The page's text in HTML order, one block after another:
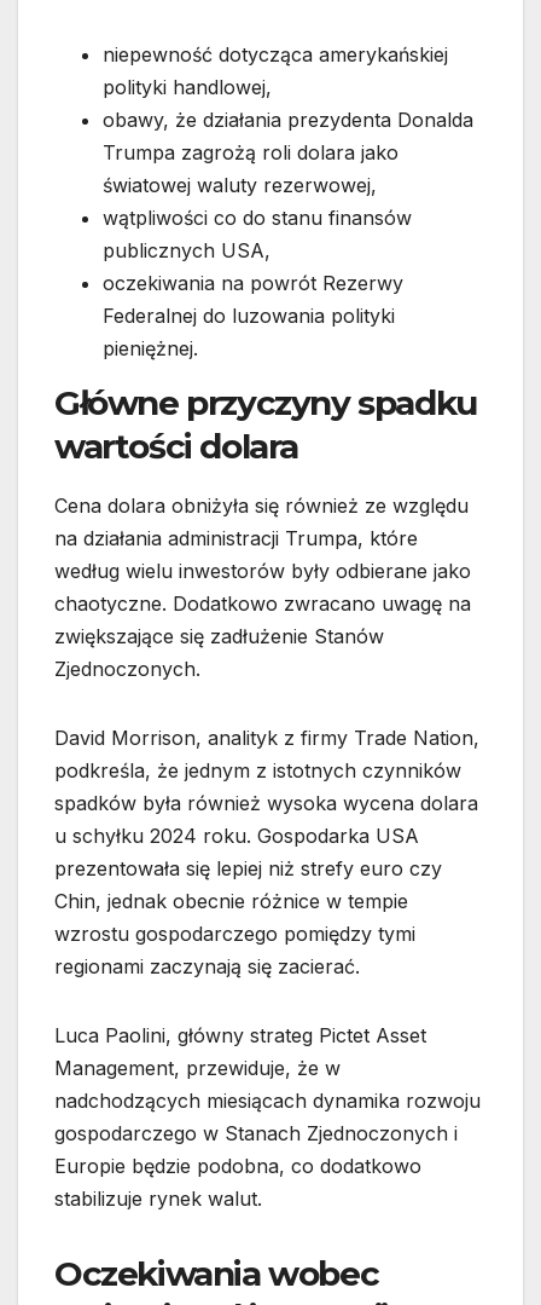
niepewność dotycząca amerykańskiej
polityki handlowej,
obawy, że działania prezydenta Donalda
Trumpa zagrożą roli dolara jako
światowej waluty rezerwowej,
wątpliwości co do stanu finansów
publicznych USA,
oczekiwania na powrót Rezerwy
Federalnej do luzowania polityki
pieniężnej.
Główne przyczyny spadku
wartości dolara
Cena dolara obniżyła się również ze względu
na działania administracji Trumpa, które
według wielu inwestorów były odbierane jako
chaotyczne. Dodatkowo zwracano uwagę na
zwiększające się zadłużenie Stanów
Zjednoczonych.
David Morrison, analityk z firmy Trade Nation,
podkreśla, że jednym z istotnych czynników
spadków była również wysoka wycena dolara
u schyłku 2024 roku. Gospodarka USA
prezentowała się lepiej niż strefy euro czy
Chin, jednak obecnie różnice w tempie
wzrostu gospodarczego pomiędzy tymi
regionami zaczynają się zacierać.
Luca Paolini, główny strateg Pictet Asset
Management, przewiduje, że w
nadchodzących miesiącach dynamika rozwoju
gospodarczego w Stanach Zjednoczonych i
Europie będzie podobna, co dodatkowo
stabilizuje rynek walut.
Oczekiwania wobec